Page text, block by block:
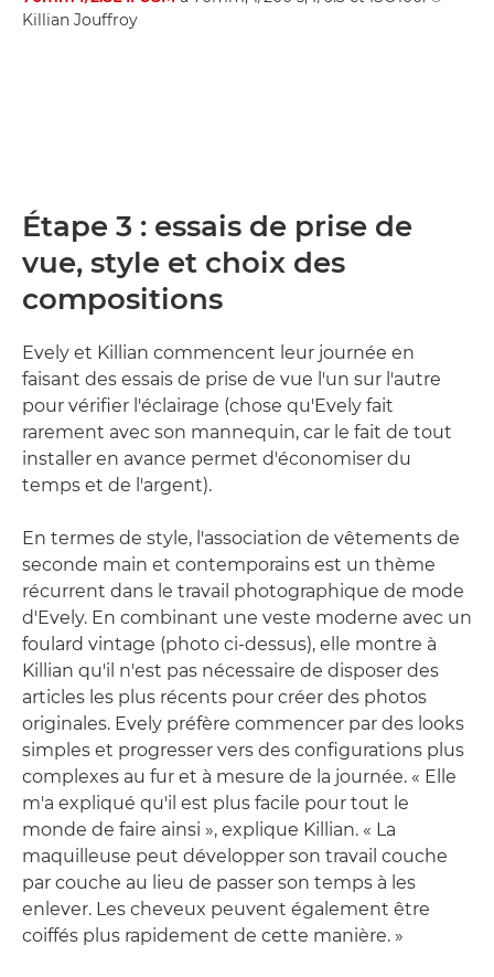
Killian Jouffroy
Étape 3 : essais de prise de
vue, style et choix des
compositions
Evely et Killian commencent leur journée en
faisant des essais de prise de vue l'un sur l'autre
pour vérifier l'éclairage (chose qu'Evely fait
rarement avec son mannequin, car le fait de tout
installer en avance permet d'économiser du
temps et de l'argent).
En termes de style, l'association de vêtements de
seconde main et contemporains est un thème
récurrent dans le travail photographique de mode
d'Evely. En combinant une veste moderne avec un
foulard vintage (photo ci-dessus), elle montre à
Killian qu'il n'est pas nécessaire de disposer des
articles les plus récents pour créer des photos
originales. Evely préfère commencer par des looks
simples et progresser vers des configurations plus
complexes au fur et à mesure de la journée. « Elle
m'a expliqué qu'il est plus facile pour tout le
monde de faire ainsi », explique Killian. « La
maquilleuse peut développer son travail couche
par couche au lieu de passer son temps à les
enlever. Les cheveux peuvent également être
coiffés plus rapidement de cette manière. »